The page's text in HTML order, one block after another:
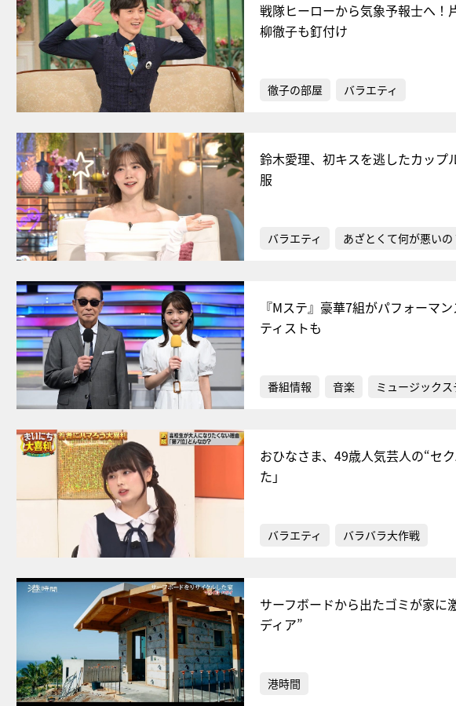
戦隊ヒーローから気象予報士へ！
柳徹子も釘付け
徹子の部屋 バラエティ
鈴木愛理、初キスを逃したカップ
服
バラエティ あざとくて何が悪いの
『Mステ』豪華7組がパフォーマ
ティストも
番組情報 音楽 ミュージック
おひなさま、49歳人気芸人の“セ
た」
バラエティ バラバラ大作戦
サーフボードから出たゴミが家に
ディア”
港時間